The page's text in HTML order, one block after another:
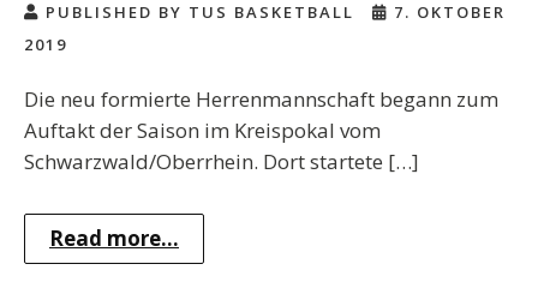
PUBLISHED BY TUS BASKETBALL
7. OKTOBER
2019
Die neu formierte Herrenmannschaft begann zum
Auftakt der Saison im Kreispokal vom
Schwarzwald/Oberrhein. Dort startete […]
Read more...